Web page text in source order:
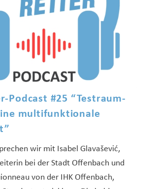
Podcast #25 “Testraum-
multifunktionale
wir mit Isabel Glavašević,
bei der Stadt Offenbach und
von der IHK Offenbach,